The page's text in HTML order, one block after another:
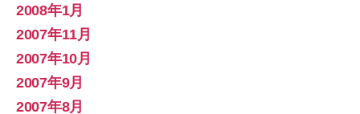
2008年1月
2007年11月
2007年10月
2007年9月
2007年8月